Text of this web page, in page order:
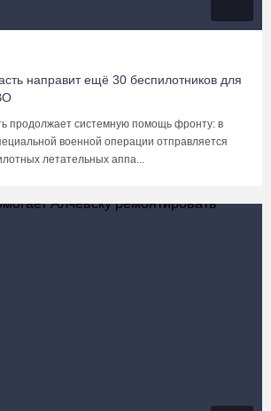
направит ещё 30 беспилотников для
продолжает системную помощь фронту: в
военной операции отправляется
летательных аппа...